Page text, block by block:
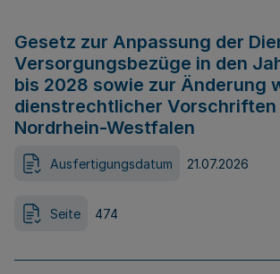
Gesetz zur Anpassung der
Versorgungsbezüge in den
bis 2028 sowie zur Änderung
dienstrechtlicher Vorschriften
Nordrhein-Westfalen
Ausfertigungsdatum 21.07.2026
Seite 474